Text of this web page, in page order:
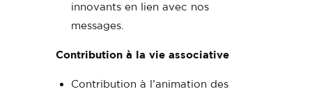
innovants en lien avec nos
messages.
Contribution à la vie associative
Contribution à l’animation des